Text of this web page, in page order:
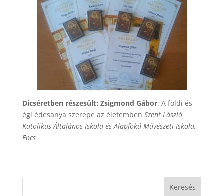
Dicséretben részesült: Zsigmond Gábor: A földi és
égi édesanya szerepe az életemben Szent László
Katolikus Általános Iskola és Alapfokú Művészeti Iskola,
Encs